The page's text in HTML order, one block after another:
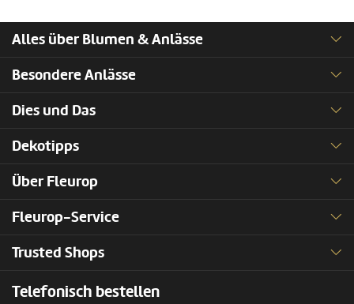
Alles über Blumen & Anlässe
Besondere Anlässe
Dies und Das
Dekotipps
Über Fleurop
Fleurop-Service
Trusted Shops
Telefonisch bestellen